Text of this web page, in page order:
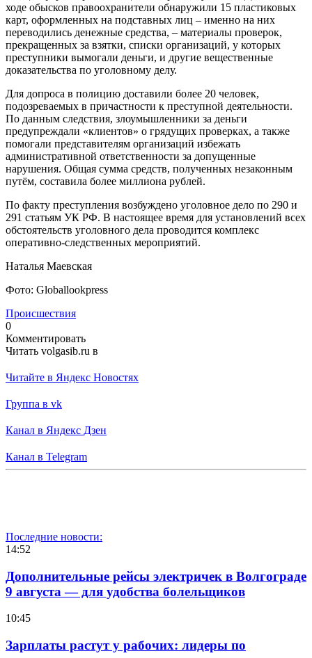
ходе обысков правоохранители обнаружили 15 пластиковых
карт, оформленных на подставных лиц – именно на них
переводились денежные средства, – материалы проверок,
прекращенных за взятки, списки организаций, у которых
преступники вымогали деньги, и другие вещественные
доказательства по уголовному делу.
Для допроса в полицию доставили более 20 человек,
подозреваемых в причастности к преступной деятельности.
По данным следствия, злоумышленники за деньги
предупреждали «клиентов» о грядущих проверках, а также
помогали представителям организаций избежать
административной ответственности за допущенные
нарушения. Общая сумма средств, полученных незаконным
путём, составила более миллиона рублей.
По факту преступления возбуждено уголовное дело по 290 и
291 статьям УК РФ. В настоящее время для установлений всех
обстоятельств уголовного дела проводится комплекс
оперативно-следственных мероприятий.
Наталья Маевская
Фото: Globallookpress
Происшествия
0
Комментировать
Читать volgasib.ru в
Читайте в Яндекс Новостях
Группа в vk
Канал в Яндекс Дзен
Канал в Telegram
Последние новости:
14:52
Дополнительные рейсы электричек в Волгограде
9 августа — для удобства болельщиков
10:45
Зарплаты растут у рабочих: лидеры по